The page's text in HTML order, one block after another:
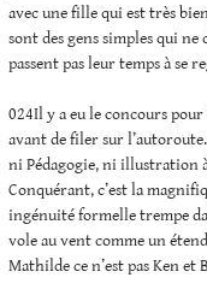
avec une fille qui est très
sont des gens simples qui
passent pas leur temps à se
024Il y a eu le concours pour
avant de filer sur
ni Pédagogie, ni illustration
Conquérant, c’est la
ingénuité formelle trempe
vole au vent comme un
Mathilde ce n’est pas Ken et